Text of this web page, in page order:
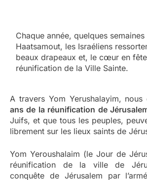
Chaque année, quelques
Haatsamout, les Israéliens
beaux drapeaux et, le cœur en
réunification de la Ville Sainte.
A travers Yom Yerushalayim, nous
ans de la réunification de
Juifs, et que tous les peuples,
librement sur les lieux saints de
Yom Yeroushalaim (le Jour de
réunification de la ville de
conquête de Jérusalem par